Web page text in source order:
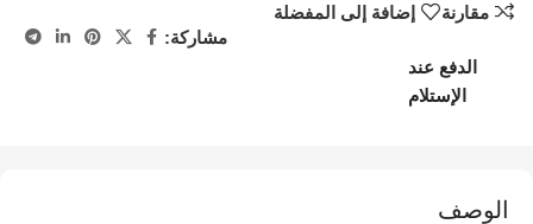
مقارنة
إضافة إلى المفضلة
مشاركة:
الدفع عند
الإستلام
الوصف